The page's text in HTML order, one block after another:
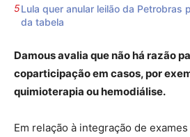
Lula quer anular leilão da Petrobras
da tabela
Damous avalia que não há razão
coparticipação em casos, por
quimioterapia ou hemodiálise.
Em relação à integração de